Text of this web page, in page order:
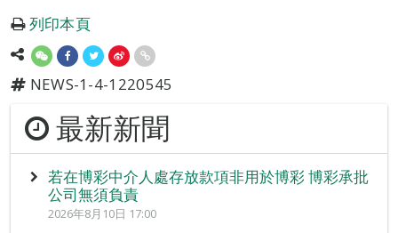
列印本頁
NEWS-1-4-1220545
最新新聞
若在博彩中介人處存放款項非用於博彩 博彩承批
公司無須負責
2026年8月10日 17:00